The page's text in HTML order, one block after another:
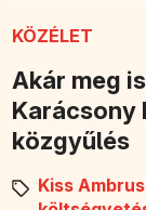
KÖZÉLET
Akár meg
Karácsony
közgyűlés
Kiss Ambrus